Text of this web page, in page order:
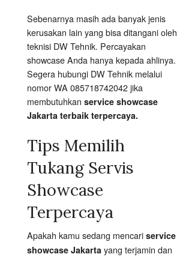
Sebenarnya masih ada banyak jenis
kerusakan lain yang bisa ditangani oleh
teknisi DW Tehnik. Percayakan
showcase Anda hanya kepada ahlinya.
Segera hubungi DW Tehnik melalui
nomor WA 085718742042 jika
membutuhkan service showcase
Jakarta terbaik terpercaya.
Tips Memilih
Tukang Servis
Showcase
Terpercaya
Apakah kamu sedang mencari service
showcase Jakarta yang terjamin dan